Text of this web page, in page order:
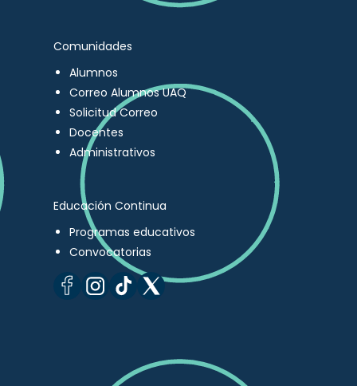
Comunidades
Alumnos
Correo Alumnos UAQ
Solicitud Correo
Docentes
Administrativos
Educación Continua
Programas educativos
Convocatorias